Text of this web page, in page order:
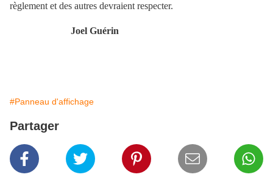
règlement et des autres devraient respecter.
Joel Guérin
#Panneau d'affichage
Partager